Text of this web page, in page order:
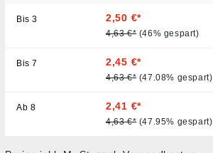
Bis3 2,50 €*
4,63 €* (46% gespart)
Bis7 2,45 €*
4,63 €* (47.08% gespart)
Ab 8 2,41 €*
4,63 €* (47.95% gespart)